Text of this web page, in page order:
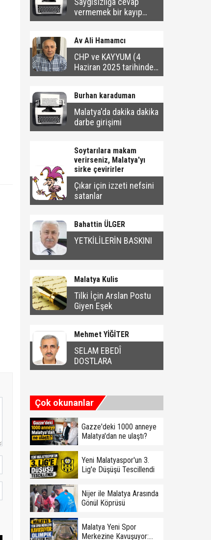
vermemek bir kayıp
değil; bir kazançtır
Av Ali Hamamcı
CHP ve KAYYUM (4
Haziran 2025 tarihinde
yayınlanan yazı)
Burhan karaduman
Malatya'da dakika dakika
darbe girişimi
Soytarılara makam
verirseniz, Malatya'yı
sirke çevirirler
Çıkar için izzeti nefsini
satanlar
Bahattin ÜLGER
YETKİLİLERİN BASKINI
Malatya Kulis
Tilki İçin Arslan Postu
Giyen Eşek
Mehmet YİĞİTER
SELAM EBEDÎ
DOSTLARA
Çok okunanlar
Gazze'deki 1000 anneye
Malatya'dan ne ulaştı?
Yeni Malatyaspor'un 3.
Lig'e Düşüşü Tescillendi
Nijer ile Malatya Arasında
Gönül Köprüsü
Malatya Yeni Spor
Merkezine Kavuşuyor: